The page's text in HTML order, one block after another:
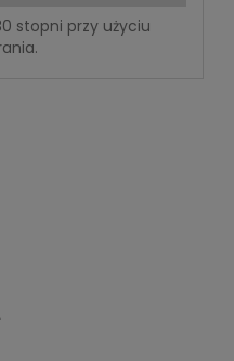
stopni przy użyciu